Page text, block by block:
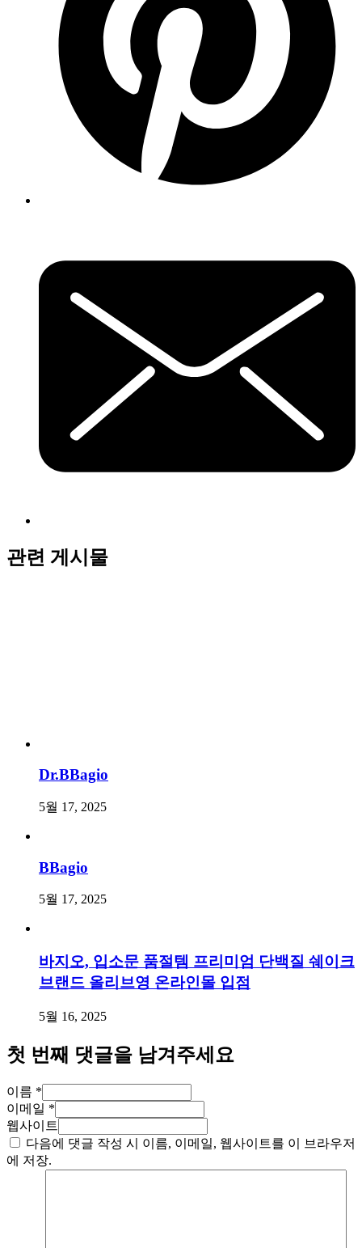
관련 게시물
Dr.BBagio
5월 17, 2025
BBagio
5월 17, 2025
바지오, 입소문 품절템 프리미엄 단백질 쉐이크
브랜드 올리브영 온라인몰 입점
5월 16, 2025
첫 번째 댓글을 남겨주세요
이름 *
이메일 *
웹사이트
다음에 댓글 작성 시 이름, 이메일, 웹사이트를 이 브라우저
에 저장.